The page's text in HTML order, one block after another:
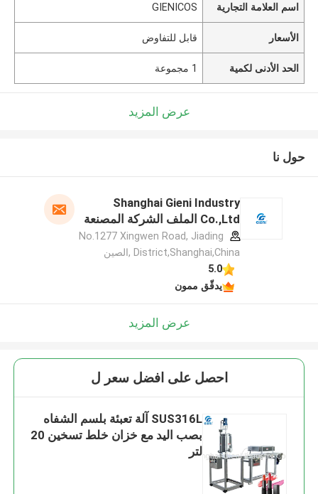
اسم العلامة التجارية GIENICOS
الأسعار قابل للتفاوض
الحد الأدنى لكمية 1 مجموعة
عرض المزيد
حول نا
Shanghai Gieni Industry
Co.,Ltd الملف الشركة المصنعة
No.1277 Xingwen Road, Jiading
District,Shanghai,China ,الصين
5.0
يدقّق ممون
عرض المزيد
احصل على افضل سعر ل
SUS316L آلة تعبئة بلسم الشفاه
بصب اليد مع خزان خلط تسخين 20
لتر